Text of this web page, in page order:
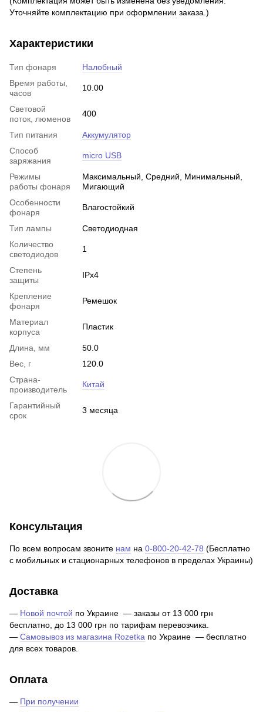
Уточняйте комплектацию при оформлении заказа.)
Характеристики
Тип фонаря
Налобный
Время работы,
часов
10.00
Световой
поток, люменов
400
Тип питания
Аккумулятор
Способ
заряжания
micro USB
Режимы
работы фонаря
Максимальный, Средний, Минимальный,
Мигающий
Особенности
фонаря
Влагостойкий
Тип лампы
Светодиодная
Количество
светодиодов
1
Степень
защиты
IPx4
Крепление
фонаря
Ремешок
Материал
корпуса
Пластик
Длина, мм
50.0
Вес, г
120.0
Страна-
производитель
Китай
Гарантийный
срок
3 месяца
Консультация
По всем вопросам звоните нам на 0-800-20-42-78 (Бесплатно
с мобильных и стационарных телефонов в пределах Украины)
Доставка
— Новой почтой по Украине — заказы от 13 000 грн
бесплатно, до 13 000 грн по тарифам перевозчика.
— Самовывоз из магазина Rozetka по Украине — бесплатно
для всех товаров.
Оплата
— При получении